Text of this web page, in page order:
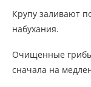
Крупу заливают
набухания.
Очищенные
сначала на